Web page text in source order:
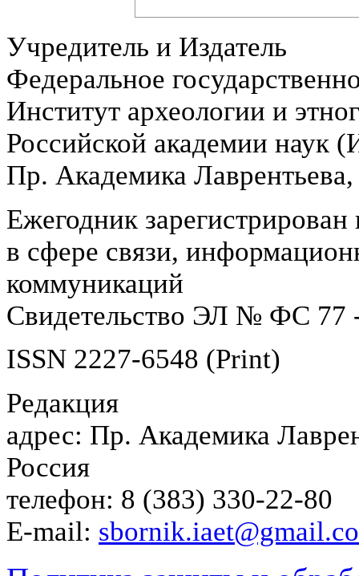
Учредитель и Издатель
Федеральное
Институт археологии и
Российской академии
Пр. Академика
Ежегодник
в сфере связи,
коммуникаций
Свидетельство ЭЛ № ФС 77
ISSN 2227-6548 (Print)
Редакция
адрес: Пр. Академика
Россия
телефон: 8 (383) 330-22-80
E-mail: